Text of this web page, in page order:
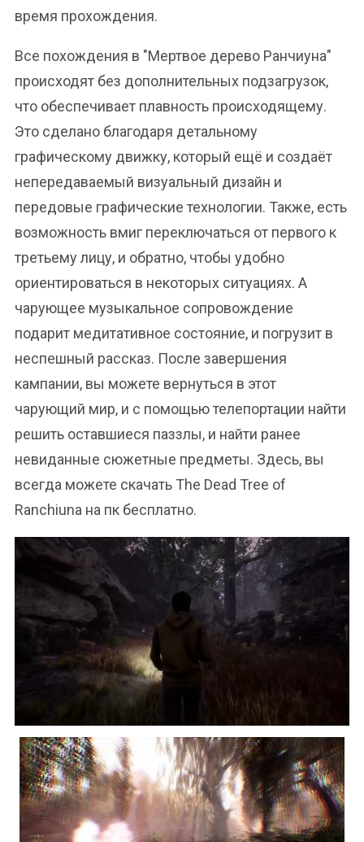
время прохождения.
Все похождения в "Мертвое дерево Ранчиуна"
происходят без дополнительных подзагрузок,
что обеспечивает плавность происходящему.
Это сделано благодаря детальному
графическому движку, который ещё и создаёт
непередаваемый визуальный дизайн и
передовые графические технологии. Также, есть
возможность вмиг переключаться от первого к
третьему лицу, и обратно, чтобы удобно
ориентироваться в некоторых ситуациях. А
чарующее музыкальное сопровождение
подарит медитативное состояние, и погрузит в
неспешный рассказ. После завершения
кампании, вы можете вернуться в этот
чарующий мир, и с помощью телепортации найти
решить оставшиеся паззлы, и найти ранее
невиданные сюжетные предметы. Здесь, вы
всегда можете скачать The Dead Tree of
Ranchiuna на пк бесплатно.